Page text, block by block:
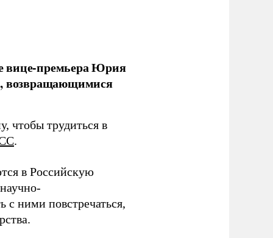
вице-премьера Юрия
возвращающимися
чтобы трудиться в
.
в Российскую
с ними повстречаться,